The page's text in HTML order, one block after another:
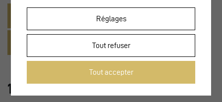
Communiqué de presse
1. Le prix 2009
Réglages
Tout refuser
Tout accepter